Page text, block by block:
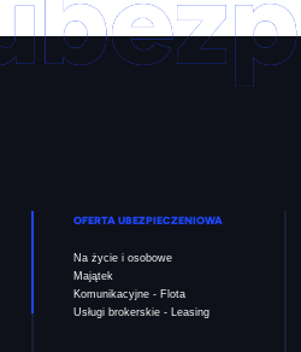
OFERTA UBEZPIECZENIOWA
Na życie i osobowe
Majątek
Komunikacyjne - Flota
Usługi brokerskie - Leasing